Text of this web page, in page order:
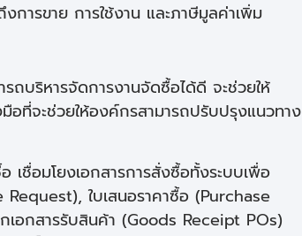
การขาย การใช้งาน และภาษีมูลค่าเพิ่ม
บริหารจัดการงานจัดซื้อได้ดี จะช่วยให้
อที่จะช่วยให้องค์กรสามารถปรับปรุงแนวทาง
ชื่อมโยงเอกสารการสั่งซื้อทั้งระบบเพื่อ
ใบเสนอราคาซื้อ (Purchase
อกสารรับสินค้า (Goods Receipt POs)